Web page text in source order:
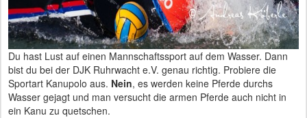
Du hast Lust auf einen Mannschaftssport auf dem Wasser. Dann
bist du bei der DJK Ruhrwacht e.V. genau richtig. Probiere die
Sportart Kanupolo aus. Nein, es werden keine Pferde durchs
Wasser gejagt und man versucht die armen Pferde auch nicht in
ein Kanu zu quetschen.